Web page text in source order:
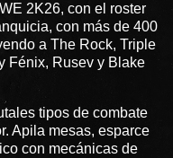
2K26, con el roster
con más de 400
a The Rock, Triple
Fénix, Rusev y Blake
tipos de combate
Apila mesas, esparce
con mecánicas de